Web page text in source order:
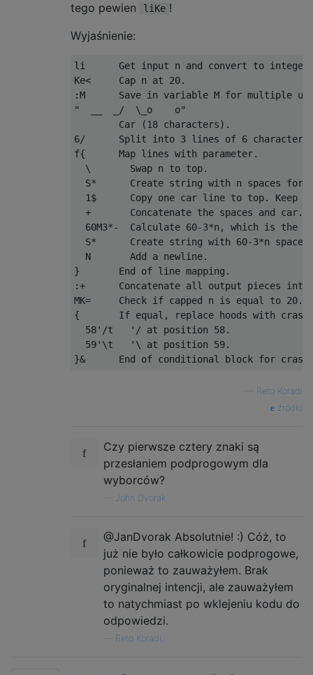
tego pewien
liKe !
Wyjaśnienie:
li      Get input n and convert to
Ke<     Cap n at 20.
:M      Save in variable M for multiple
"  __  _/  \_o    o"
        Car (18 characters).
6/      Split into 3 lines of 6
f{      Map lines with parameter.
  \       Swap n to top.
S*      Create string with n spaces for
1$      Copy one car line to top. Keep
  +       Concatenate the spaces and car.
60M3*-  Calculate 60-3*n, which is the
S*      Create string with 60-3*n
  N       Add a newline.
}       End of line mapping.
:+      Concatenate all output pieces
MK=     Check if capped n is equal to 20.
{       If equal, replace hoods with
  58'/t   '/ at position 58.
  59'\t   '\ at position 59.
Reto Koradi
źródło
Czy pierwsze cztery znaki są
przesłaniem podprogowym dla
wyborców?
John Dvorak
@JanDvorak Absolutnie! :) Cóż, to
już nie było całkowicie podprogowe,
ponieważ to zauważyłem. Brak
oryginalnej intencji, ale zauważyłem
to natychmiast po wklejeniu kodu do
odpowiedzi.
Reto Koradi,